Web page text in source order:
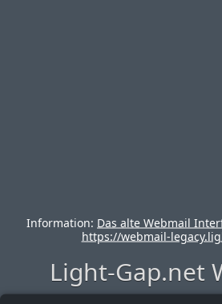
Information: Das alte Webmail
https://webmail-
Light-Gap.net